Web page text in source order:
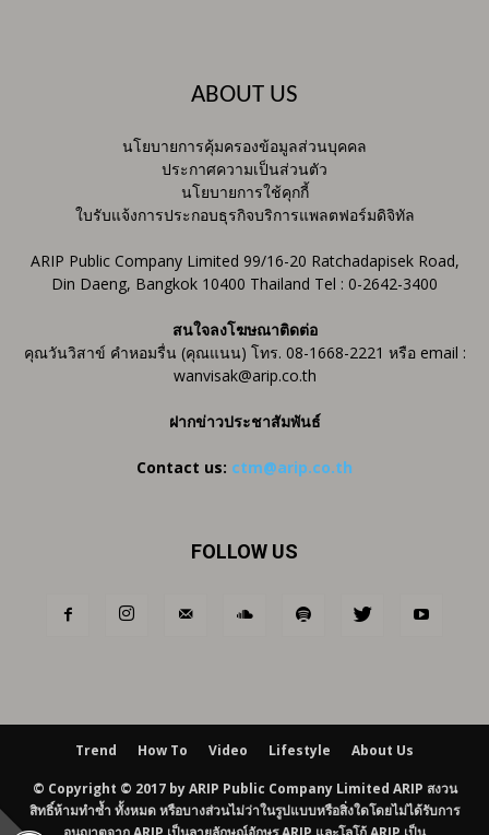
ABOUT US
นโยบายการคุ้มครองข้อมูลส่วนบุคคล
ประกาศความเป็นส่วนตัว
นโยบายการใช้คุกกี้
ใบรับแจ้งการประกอบธุรกิจบริการแพลตฟอร์มดิจิทัล
ARIP Public Company Limited 99/16-20 Ratchadapisek Road,
Din Daeng, Bangkok 10400 Thailand Tel : 0-2642-3400
สนใจลงโฆษณาติดต่อ
คุณวันวิสาข์ คำหอมรื่น (คุณแนน) โทร. 08-1668-2221 หรือ email :
wanvisak@arip.co.th
ฝากข่าวประชาสัมพันธ์
Contact us: ctm@arip.co.th
FOLLOW US
Trend How To Video Lifestyle About Us
© Copyright © 2017 by ARIP Public Company Limited ARIP สงวน
สิทธิ์ห้ามทำซ้ำ ทั้งหมด หรือบางส่วนไม่ว่าในรูปแบบหรือสิ่งใดโดยไม่ได้รับการ